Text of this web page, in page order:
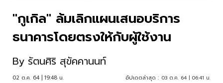
"กูเกิล" ล้มเลิกแผนเสนอบริการ
ธนาคารโดยตรงให้กับผู้ใช้งาน
By รัตนศิริ สุขัคคานนท์
02 ต.ค. 64 | 19:48 น. อัปเดตล่าสุด : 03 ต.ค. 64 | 06:41 น.